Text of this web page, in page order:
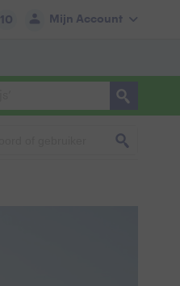
Mijn Account
10